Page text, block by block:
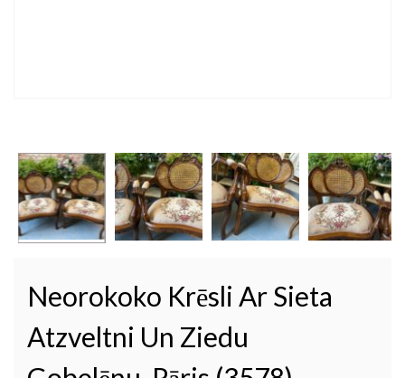
Neorokoko Krēsli Ar Sieta
Atzveltni Un Ziedu